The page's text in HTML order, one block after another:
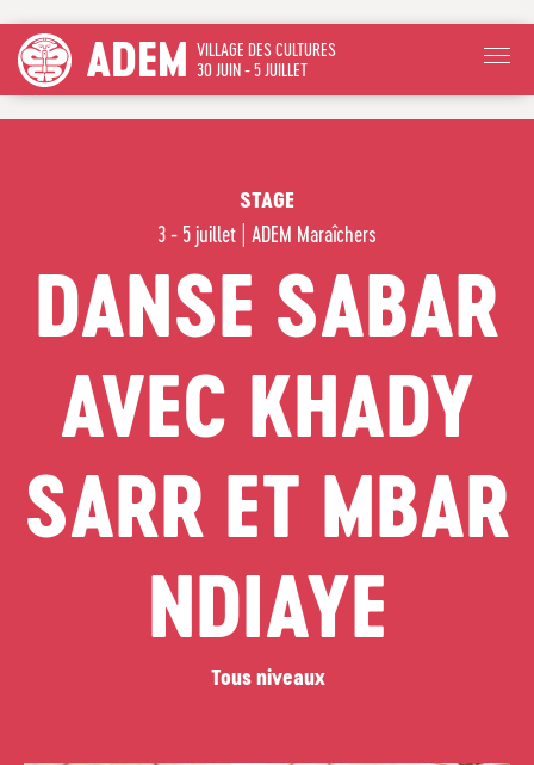
ADEM VILLAGE DES CULTURES
30 JUIN - 5 JUILLET
STAGE
3 - 5 juillet
ADEM Maraîchers
DANSE SABAR
AVEC KHADY
SARR ET MBAR
NDIAYE
Tous niveaux